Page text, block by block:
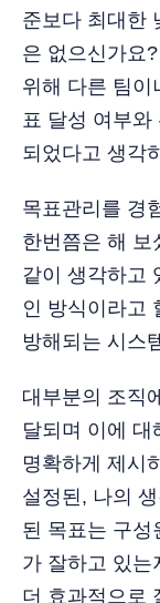
준보다 최대한
은 없으신가요
위해 다른 팀이
표 달성 여부와
되었다고 생각
목표관리를 경
한번쯤은 해 보
같이 생각하고
인 방식이라고
방해되는 시스
대부분의 조직
달되며 이에
명확하게 제시
설정된, 나의
된 목표는 구성
가 잘하고 있는
더 효과적으로